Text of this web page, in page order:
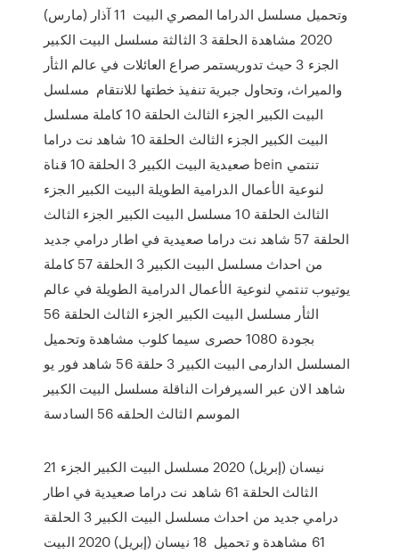
وتحميل مسلسل الدراما المصري البيت 11 آذار (مارس)
2020 مشاهدة الحلقة 3 الثالثة مسلسل البيت الكبير
الجزء 3 حيث تدوريستمر صراع العائلات في عالم الثأر
والميراث، وتحاول جبرية تنفيذ خطتها للانتقام مسلسل
البيت الكبير الجزء الثالث الحلقة 10 كاملة مسلسل
البيت الكبير الجزء الثالث الحلقة 10 شاهد نت دراما
صعيدية البيت الكبير 3 الحلقة 10 قناة bein تنتمي
لنوعية الأعمال الدرامية الطويلة البيت الكبير الجزء
الثالث الحلقة 10 مسلسل البيت الكبير الجزء الثالث
الحلقة 57 شاهد نت دراما صعيدية في اطار درامي جديد
من احداث مسلسل البيت الكبير 3 الحلقة 57 كاملة
يوتيوب تنتمي لنوعية الأعمال الدرامية الطويلة في عالم
الثأر مسلسل البيت الكبير الجزء الثالث الحلقة 56
بجودة 1080 حصرى سيما كلوب مشاهدة وتحميل
المسلسل الدارمى البيت الكبير 3 حلقة 56 شاهد فور يو
شاهد الان عبر السيرفرات الناقلة مسلسل البيت الكبير
الموسم الثالث الحلقه 56 السادسة
21 نيسان (إبريل) 2020 مسلسل البيت الكبير الجزء
الثالث الحلقة 61 شاهد نت دراما صعيدية في اطار
درامي جديد من احداث مسلسل البيت الكبير 3 الحلقة
61 مشاهدة و تحميل 18 نيسان (إبريل) 2020 البيت